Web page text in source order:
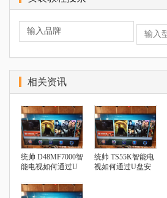
相关资讯
统帅 D48MF7000智
能电视如何通过U
统帅 TS55K智能电
视如何通过U盘安